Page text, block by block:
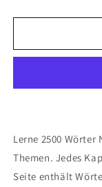
quantity
for
Navajo
Lerne 2500
Themen. Jedes
Seite enthält